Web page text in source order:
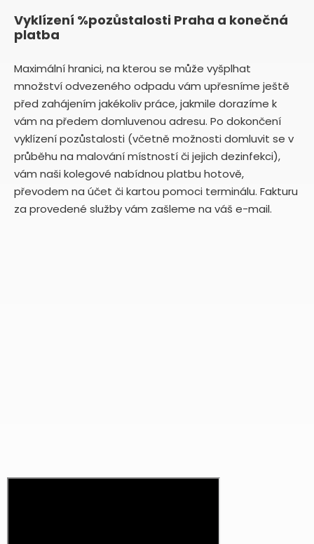
Vyklízení %pozůstalosti Praha a konečná
platba
Maximální hranici, na kterou se může vyšplhat
množství odvezeného odpadu vám upřesníme ještě
před zahájením jakékoliv práce, jakmile dorazíme k
vám na předem domluvenou adresu. Po dokončení
vyklízení pozůstalosti (včetně možnosti domluvit se v
průběhu na malování místností či jejich dezinfekci),
vám naši kolegové nabídnou platbu hotově,
převodem na účet či kartou pomoci terminálu. Fakturu
za provedené služby vám zašleme na váš e-mail.